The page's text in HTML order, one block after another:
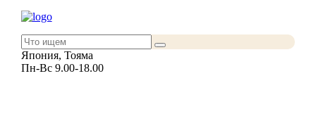
Япония, Тояма
Пн-Вс 9.00-18.00